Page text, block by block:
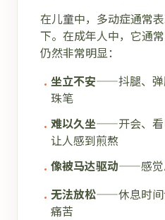
在儿童中，多动症通常
下。在成年人中，它通
仍然非常明显：
• 坐立不安——抖腿、弹
珠笔
• 难以久坐——开会、看
让人感到煎熬
• 像被马达驱动——感觉
• 无法放松——休息时间
痛苦